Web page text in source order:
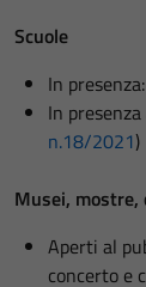
Scuole
In
In
n.18/2021)
Musei, mostre,
Aperti al
concerto e